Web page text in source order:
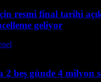
resmi final tarihi
geliyor
2 beş günde 4 milyon